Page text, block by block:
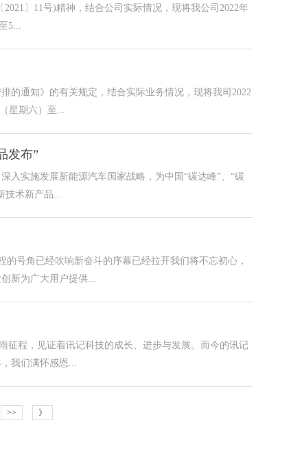
〕11号)精神，结合公司实际情况，现将我公司2022年
5...
的通知》的有关规定，结合实际业务情况，现将我司2022
星期六）至...
发布”
入实施发展新能源汽车国家战略，为中国“碳达峰”、“碳
技术新产品...
号角已经吹响新奋斗的序幕已经拉开我们将不忘初心，
新为广大用户提供...
征程，见证着讯记科技的成长、进步与发展。而今的讯记
我们满怀感恩...
>> 》